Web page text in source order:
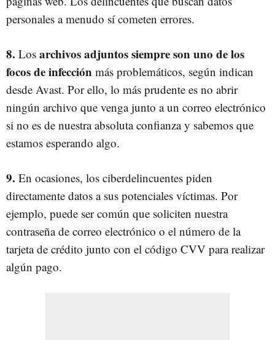
personales a menudo sí cometen errores.
8. Los archivos adjuntos siempre son uno de los
focos de infección más problemáticos, según indican
desde Avast. Por ello, lo más prudente es no abrir
ningún archivo que venga junto a un correo electrónico
si no es de nuestra absoluta confianza y sabemos que
estamos esperando algo.
9. En ocasiones, los ciberdelincuentes piden
directamente datos a sus potenciales víctimas. Por
ejemplo, puede ser común que soliciten nuestra
contraseña de correo electrónico o el número de la
tarjeta de crédito junto con el código CVV para realizar
algún pago.